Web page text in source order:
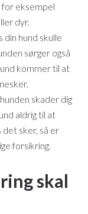
for eksempel
dyr.
hund skulle
sørger også
kommer til at
skader dig
aldrig til at
det sker, så er
forsikring.
skal